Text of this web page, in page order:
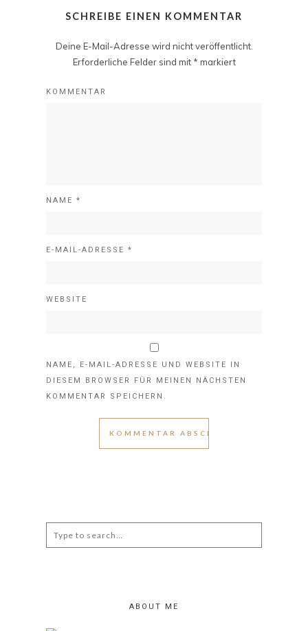
SCHREIBE EINEN KOMMENTAR
Deine E-Mail-Adresse wird nicht veröffentlicht.
Erforderliche Felder sind mit * markiert
KOMMENTAR
NAME *
E-MAIL-ADRESSE *
WEBSITE
NAME, E-MAIL-ADRESSE UND WEBSITE IN
DIESEM BROWSER FÜR MEINEN NÄCHSTEN
KOMMENTAR SPEICHERN.
for:
ABOUT ME